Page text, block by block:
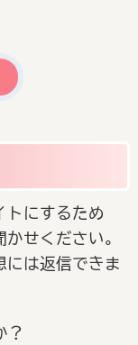
トにするため
せください。
には返信できま
？